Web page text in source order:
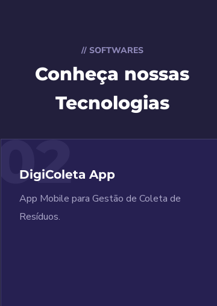
// SOFTWARES
Conheça nossas
Tecnologias
02
DigiColeta App
App Mobile para Gestão de Coleta de
Resíduos.